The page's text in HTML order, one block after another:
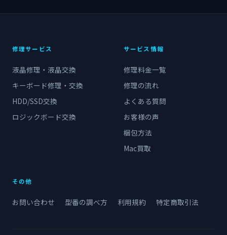
修理サービス
液晶修理・液晶交換
キーボード修理・交換
HDD/SSD交換
ロジックボード交換
サービス情報
修理料金一覧
修理の流れ
よくある質問
お客様の声
梱包方法
Mac買取
その他
お問い合わせ 型番の調べ方 利用規約 特定商取引法